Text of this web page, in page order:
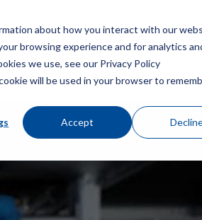
about how you interact with our
browsing experience and for analytics
we use, see our Privacy Policy
will be used in your browser to
Accept
Menù